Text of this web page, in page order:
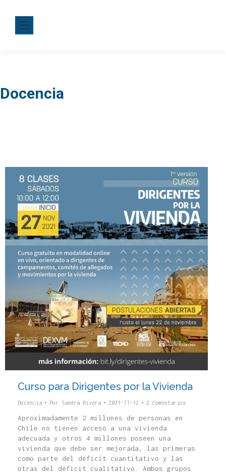
Docencia
Curso para Dirigentes por la Vivienda
Docencia Por Sandra Rivera 2021-11-12 2 Comentarios
Aproximadamente 2 millones de personas en
Chile no tienen acceso a una vivienda
adecuada y otros 4 millones poseen una
vivienda que debe ser mejorada, las primeras
como parte del déficit cuantitativo y las
otras del déficit cualitativo. Ambos grupos